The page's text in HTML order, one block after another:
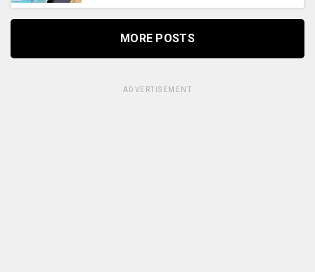
MORE POSTS
ADVERTISEMENT